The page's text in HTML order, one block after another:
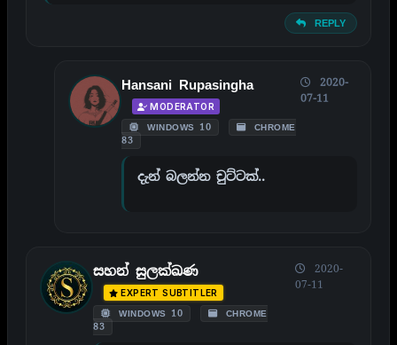
REPLY
Hansani Rupasingha
MODERATOR
WINDOWS 10
CHROME
83
2020-
07-11
දැන් බලන්න චුට්ටක්..
සහන් සුලක්ඛණ
EXPERT SUBTITLER
WINDOWS 10
CHROME
83
2020-
07-11